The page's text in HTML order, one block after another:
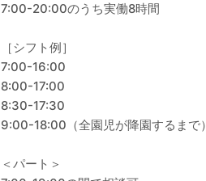
7:00-20:00のうち実働8時間
［シフト例］
7:00-16:00
8:00-17:00
8:30-17:30
9:00-18:00（全園児が降園するまで）
＜パート＞